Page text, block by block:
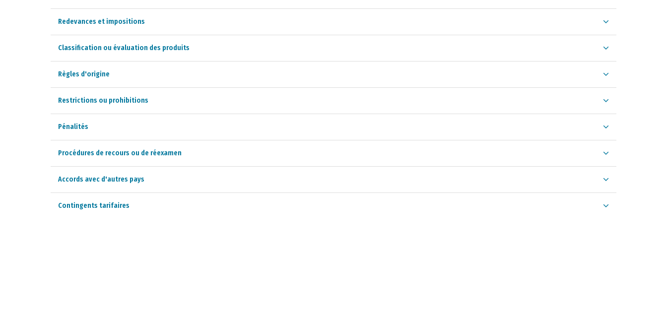
Redevances et impositions
Classification ou évaluation des produits
Règles d'origine
Restrictions ou prohibitions
Pénalités
Procédures de recours ou de réexamen
Accords avec d'autres pays
Contingents tarifaires